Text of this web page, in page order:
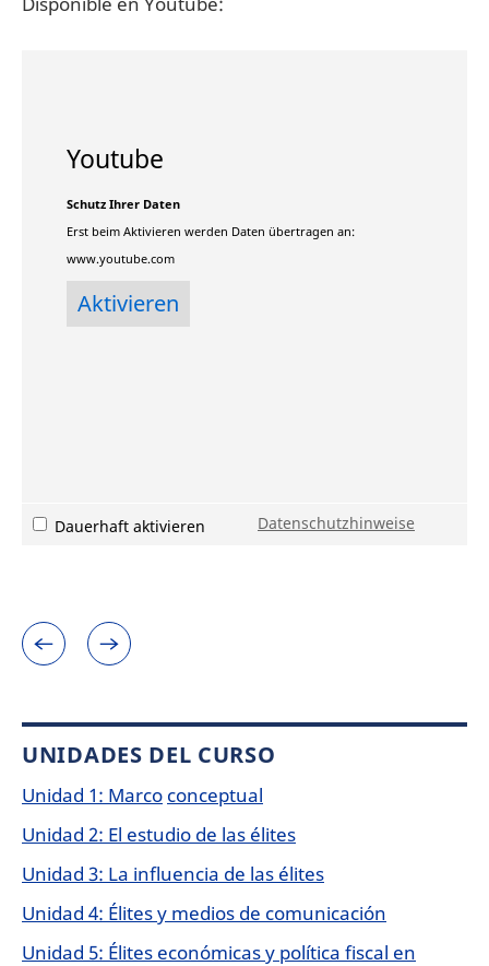
Youtube
Schutz Ihrer Daten
Erst beim Aktivieren werden Daten übertragen an:
www.youtube.com
Dauerhaft aktivieren Datenschutzhinweise
UNIDADES DEL CURSO
Unidad 1: Marco conceptual
Unidad 2: El estudio de las élites
Unidad 3: La influencia de las élites
Unidad 4: Élites y medios de comunicación
Unidad 5: Élites económicas y política fiscal en